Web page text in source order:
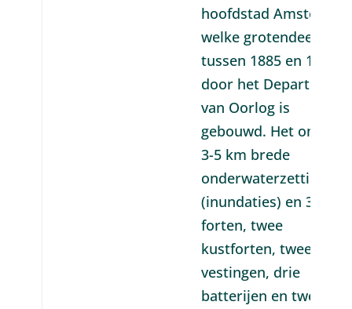
hoofdstad Amsterdam
welke grotendeels
tussen 1885 en 1914
door het Departement
van Oorlog is
gebouwd. Het omvat
3-5 km brede
onderwaterzettingen
(inundaties) en 36
forten, twee
kustforten, twee
vestingen, drie
batterijen en twee